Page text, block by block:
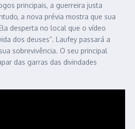
principais, a guerreira justa
a nova prévia mostra que sua
desperta no local que o vídeo
dos deuses”. Laufey passará a
sobrevivência. O seu principal
das garras das divindades